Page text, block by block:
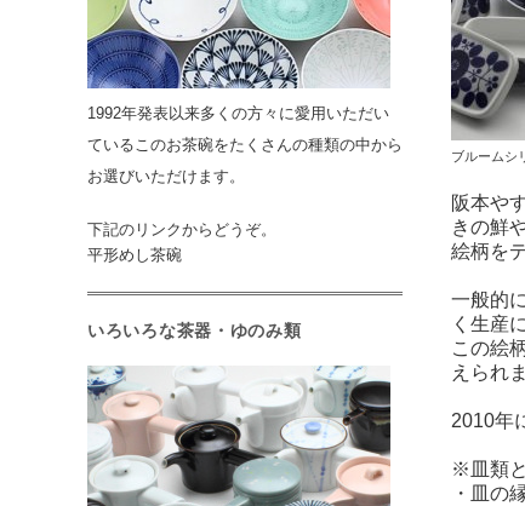
ブルームシ
阪本や
きの鮮
絵柄を
一般的
く生産
この絵
えられ
2010年
※皿類
・皿の
1992年発表以来多くの方々に愛用いただい
ているこのお茶碗をたくさんの種類の中から
お選びいただけます。
下記のリンクからどうぞ。
平形めし茶碗
いろいろな茶器・ゆのみ類